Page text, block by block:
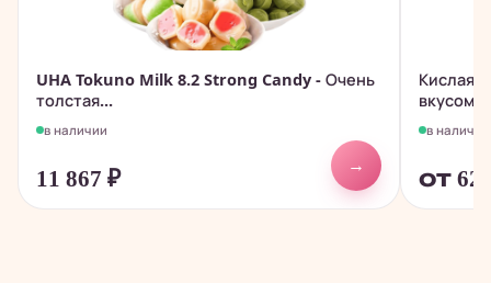
UHA Tokuno Milk 8.2 Strong Candy - Очень
толстая...
в наличии
11 867 ₽
→
Кислая
вкусом
в наличии
от